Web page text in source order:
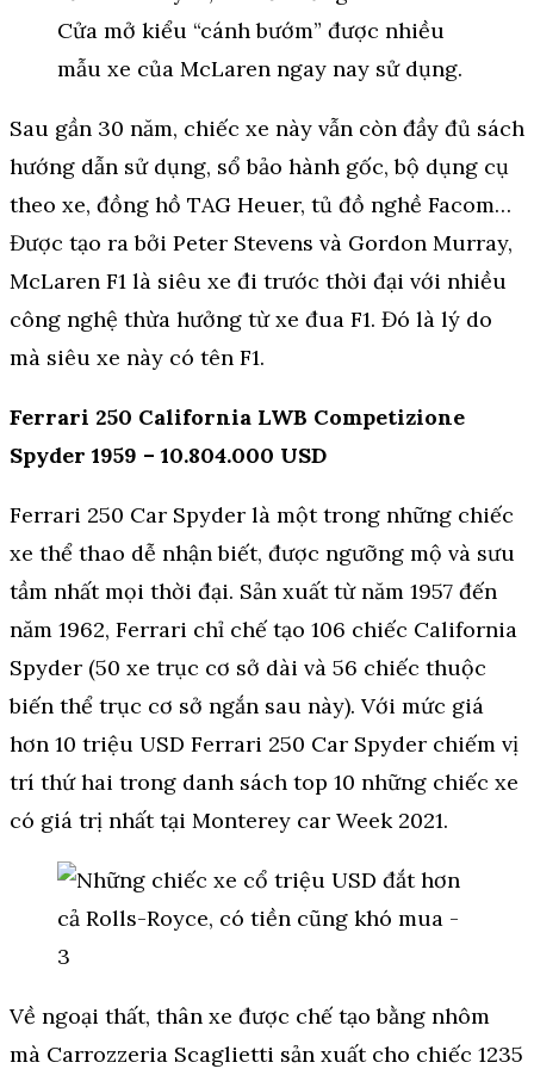
Cửa mở kiểu “cánh bướm” được nhiều
mẫu xe của McLaren ngay nay sử dụng.
Sau gần 30 năm, chiếc xe này vẫn còn đầy đủ sách
hướng dẫn sử dụng, sổ bảo hành gốc, bộ dụng cụ
theo xe, đồng hồ TAG Heuer, tủ đồ nghề Facom…
Được tạo ra bởi Peter Stevens và Gordon Murray,
McLaren F1 là siêu xe đi trước thời đại với nhiều
công nghệ thừa hưởng từ xe đua F1. Đó là lý do
mà siêu xe này có tên F1.
Ferrari 250 California LWB Competizione
Spyder 1959 – 10.804.000 USD
Ferrari 250 Car Spyder là một trong những chiếc
xe thể thao dễ nhận biết, được ngưỡng mộ và sưu
tầm nhất mọi thời đại. Sản xuất từ năm 1957 đến
năm 1962, Ferrari chỉ chế tạo 106 chiếc California
Spyder (50 xe trục cơ sở dài và 56 chiếc thuộc
biến thể trục cơ sở ngắn sau này). Với mức giá
hơn 10 triệu USD Ferrari 250 Car Spyder chiếm vị
trí thứ hai trong danh sách top 10 những chiếc xe
có giá trị nhất tại Monterey car Week 2021.
Về ngoại thất, thân xe được chế tạo bằng nhôm
mà Carrozzeria Scaglietti sản xuất cho chiếc 1235